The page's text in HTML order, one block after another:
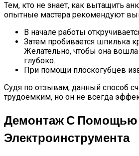
Тем, кто не знает, как вытащить
опытные мастера рекомендуют
В начале работы
Затем пробивается шпилька
Желательно, чтобы она
глубоко.
При помощи плоскогубцев
Судя по отзывам, данный способ
трудоемким, но он не всегда
Демонтаж С Помощью
Электроинструмента